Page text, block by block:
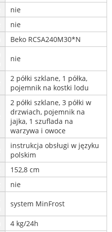
nie
nie
Beko RCSA240M30*N
nie
2 półki szklane, 1 półka,
pojemnik na kostki lodu
2 półki szklane, 3 półki w
drzwiach, pojemnik na
jajka, 1 szuflada na
warzywa i owoce
instrukcja obsługi w języku
polskim
152,8 cm
nie
system MinFrost
4 kg/24h